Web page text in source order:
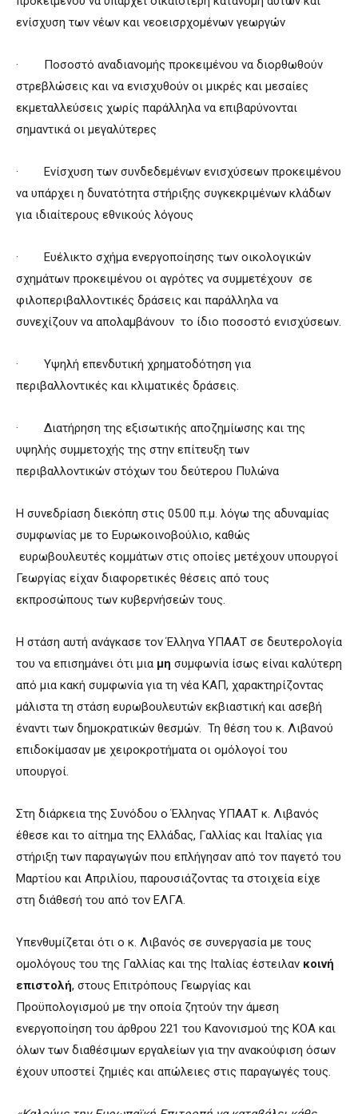
ενίσχυση των νέων και νεοεισρχομένων γεωργών
· Ποσοστό αναδιανομής προκειμένου να διορθωθούν
στρεβλώσεις και να ενισχυθούν οι μικρές και μεσαίες
εκμεταλλεύσεις χωρίς παράλληλα να επιβαρύνονται
σημαντικά οι μεγαλύτερες
· Ενίσχυση των συνδεδεμένων ενισχύσεων προκειμένου
να υπάρχει η δυνατότητα στήριξης συγκεκριμένων κλάδων
για ιδιαίτερους εθνικούς λόγους
· Ευέλικτο σχήμα ενεργοποίησης των οικολογικών
σχημάτων προκειμένου οι αγρότες να συμμετέχουν σε
φιλοπεριβαλλοντικές δράσεις και παράλληλα να
συνεχίζουν να απολαμβάνουν το ίδιο ποσοστό ενισχύσεων.
· Υψηλή επενδυτική χρηματοδότηση για
περιβαλλοντικές και κλιματικές δράσεις.
· Διατήρηση της εξισωτικής αποζημίωσης και της
υψηλής συμμετοχής της στην επίτευξη των
περιβαλλοντικών στόχων του δεύτερου Πυλώνα
Η συνεδρίαση διεκόπη στις 05.00 π.μ. λόγω της αδυναμίας
συμφωνίας με το Ευρωκοινοβούλιο, καθώς
ευρωβουλευτές κομμάτων στις οποίες μετέχουν υπουργοί
Γεωργίας είχαν διαφορετικές θέσεις από τους
εκπροσώπους των κυβερνήσεών τους.
Η στάση αυτή ανάγκασε τον Έλληνα ΥΠΑΑΤ σε δευτερολογία
του να επισημάνει ότι μια μη συμφωνία ίσως είναι καλύτερη
από μια κακή συμφωνία για τη νέα ΚΑΠ, χαρακτηρίζοντας
μάλιστα τη στάση ευρωβουλευτών εκβιαστική και ασεβή
έναντι των δημοκρατικών θεσμών. Τη θέση του κ. Λιβανού
επιδοκίμασαν με χειροκροτήματα οι ομόλογοί του
υπουργοί.
Στη διάρκεια της Συνόδου o Έλληνας ΥΠΑΑΤ κ. Λιβανός
έθεσε και το αίτημα της Ελλάδας, Γαλλίας και Ιταλίας για
στήριξη των παραγωγών που επλήγησαν από τον παγετό του
Μαρτίου και Απριλίου, παρουσιάζοντας τα στοιχεία είχε
στη διάθεσή του από τον ΕΛΓΑ.
Υπενθυμίζεται ότι ο κ. Λιβανός σε συνεργασία με τους
ομολόγους του της Γαλλίας και της Ιταλίας έστειλαν κοινή
επιστολή, στους Επιτρόπους Γεωργίας και
Προϋπολογισμού με την οποία ζητούν την άμεση
ενεργοποίηση του άρθρου 221 του Κανονισμού της ΚΟΑ και
όλων των διαθέσιμων εργαλείων για την ανακούφιση όσων
έχουν υποστεί ζημιές και απώλειες στις παραγωγές τους.